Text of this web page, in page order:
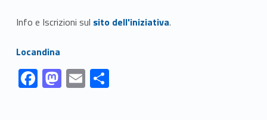
Info e Iscrizioni sul sito dell'iniziativa.
Link identifier #identifier__119987-3Locandina
Link identifier #identifier__13100-1
F
ac
Link identifier #identifier__54490-2 M
as
Link identifier #identifier__17638-3 E
m
Link identifier #identifier__13772-4 S
h